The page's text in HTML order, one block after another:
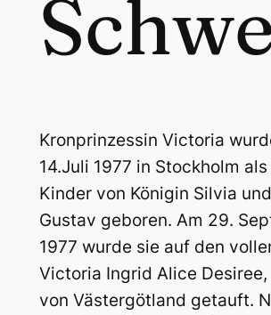
Kronprinzessin Victoria
14.Juli 1977 in Stockholm
Kinder von Königin Silvia
Gustav geboren. Am 29.
1977 wurde sie auf den
Victoria Ingrid Alice
von Västergötland getauft.